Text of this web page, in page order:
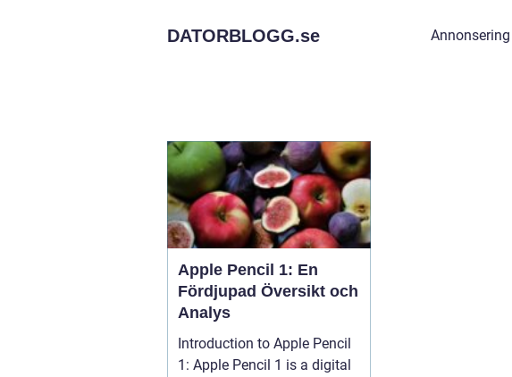
DATORBLOGG.se Annonsering
Apple Pencil 1: En
Fördjupad Översikt och
Analys
Introduction to Apple Pencil
1: Apple Pencil 1 is a digital